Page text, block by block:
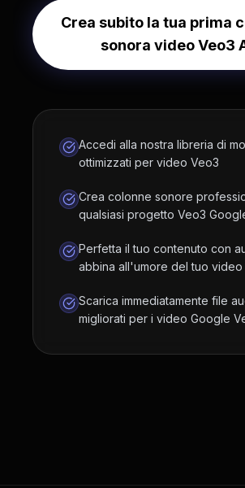
Crea subito la tua prima
sonora video Veo3
Accedi alla nostra libreria di
ottimizzati per video Veo3
Crea colonne sonore
qualsiasi progetto Veo3
Perfetta il tuo contenuto con
abbina all'umore del tuo video
Scarica immediatamente file
migliorati per i video Google